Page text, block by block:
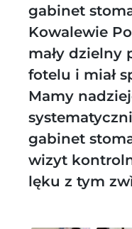
gabinet
Kowalewie
mały dzielny
fotelu i miał
Mamy
gabinet
wizyt
lęku z tym